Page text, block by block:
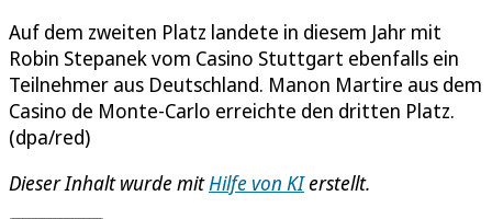
Auf dem zweiten Platz landete in diesem Jahr mit
Robin Stepanek vom Casino Stuttgart ebenfalls ein
Teilnehmer aus Deutschland. Manon Martire aus dem
Casino de Monte-Carlo erreichte den dritten Platz.
(dpa/red)
Dieser Inhalt wurde mitHilfe von KIerstellt.